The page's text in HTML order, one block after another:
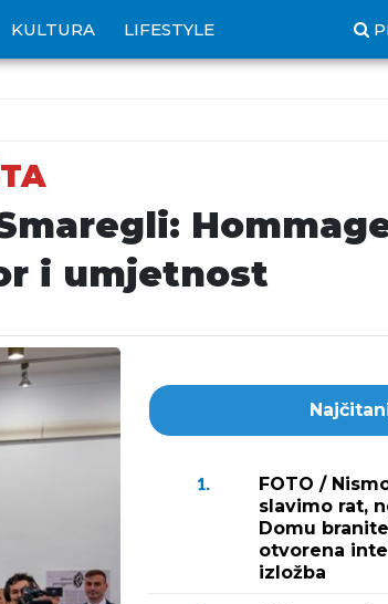
KULTURA LIFESTYLE
i umjetnost
1.
FOTO /
slavimo rat,
Domu
otvorena
izložba